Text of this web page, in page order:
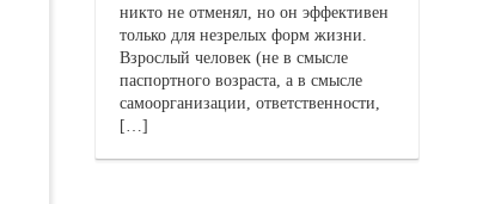
никто не отменял, но он эффективен
только для незрелых форм жизни.
Взрослый человек (не в смысле
паспортного возраста, а в смысле
самоорганизации, ответственности,
[…]